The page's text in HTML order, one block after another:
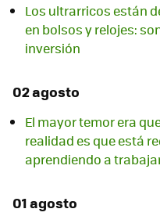
Los ultrarricos están
en bolsos y relojes:
inversión
02 agosto
El mayor temor era
realidad es que está
aprendiendo a
01 agosto